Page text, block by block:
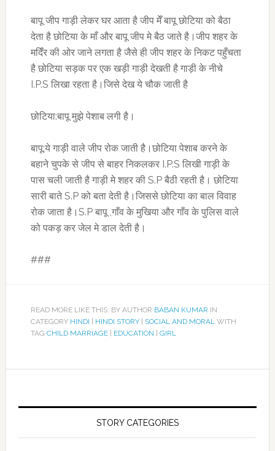
बापू जीप गाड़ी लेकर घर आता है जीप मेँ बापू छोटिया को बैठा
देता है छोटिया के माँ और बापू जीप मे बैठ जाते है।जीप शहर के
मदिँर की ओर जाने लगता है जैसे ही जीप शहर के निकट पहुँचता
है छोटिया सड़क पर एक खड़ी गाड़ी देखती है गाड़ी के नीचे
I.P.S लिखा रहता है।जिसे देख ये चौक जाती है
छोटिया:बापू मुझे पेशाब लगी है।
बापू:ये गाड़ी वाले जीप रोक जाती है।छोटिया पेशाब करने के
बहाने चुपके से जीप से बाहर निकलकर I.P.S लिखी गाड़ी के
पास चली जाती है गाड़ी मे शहर की S.P बैठी रहती है। छोटिया
सारी बाते S.P को बता देती है।जिससे छोटिया का बाल विवाह
रोक जाता है।S.P बापू ,गाँव के मुखिया और गाँव के पुलिस वाले
को पकड़ कर जेल मे डाल देती है।
###
READ MORE LIKE THIS: BY AUTHOR BABAN KUMAR IN
CATEGORY HINDI HINDI STORY| SOCIAL AND MORALWITH
TAG CHILD MARRIAGE| EDUCATION GIRL
STORY CATEGORIES